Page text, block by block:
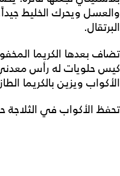
والعسل ويحرك الخليط
البرتقال.
تضاف بعدها الكريما
كيس حلويات له رأس
الأكواب ويزين بالكريما
تحفظ الأكواب في الثلاجة